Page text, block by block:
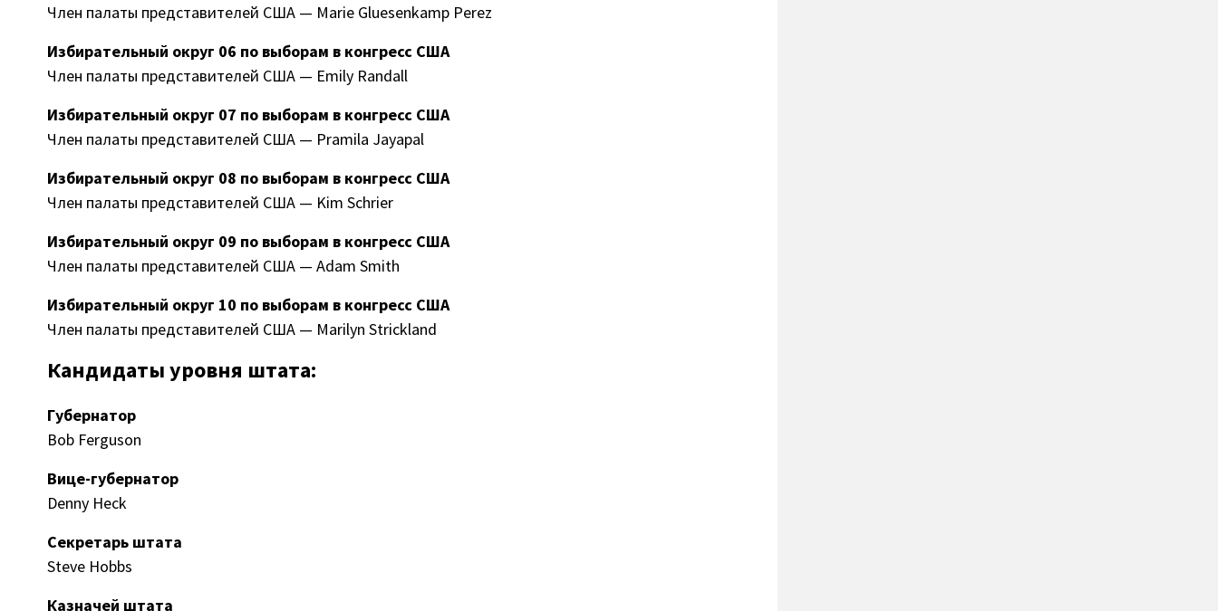
Член палаты представителей США — Marie Gluesenkamp Perez
Избирательный округ 06 по выборам в конгресс США
Член палаты представителей США — Emily Randall
Избирательный округ 07 по выборам в конгресс США
Член палаты представителей США — Pramila Jayapal
Избирательный округ 08 по выборам в конгресс США
Член палаты представителей США — Kim Schrier
Избирательный округ 09 по выборам в конгресс США
Член палаты представителей США — Adam Smith
Избирательный округ 10 по выборам в конгресс США
Член палаты представителей США — Marilyn Strickland
Кандидаты уровня штата:
Губернатор
Bob Ferguson
Вице-губернатор
Denny Heck
Секретарь штата
Steve Hobbs
Казначей штата